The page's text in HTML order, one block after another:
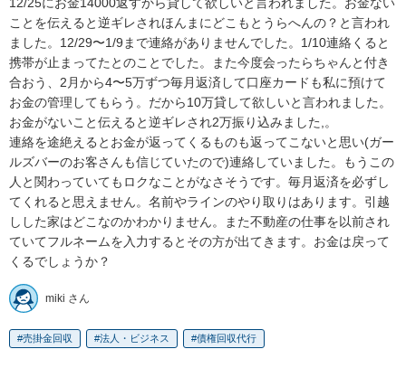
12/25にお金14000返すから貸して欲しいと言われました。お金ない
ことを伝えると逆ギレされほんまにどこもとうらへんの？と言われ
ました。12/29〜1/9まで連絡がありませんでした。1/10連絡くると
携帯が止まってたとのことでした。また今度会ったらちゃんと付き
合おう、2月から4〜5万ずつ毎月返済して口座カードも私に預けて
お金の管理してもらう。だから10万貸して欲しいと言われました。
お金がないこと伝えると逆ギレされ2万振り込みました,。
連絡を途絶えるとお金が返ってくるものも返ってこないと思い(ガー
ルズバーのお客さんも信じていたので)連絡していました。もうこの
人と関わっていてもロクなことがなさそうです。毎月返済を必ずし
てくれると思えません。名前やラインのやり取りはあります。引越
しした家はどこなのかわかりません。また不動産の仕事を以前され
ていてフルネームを入力するとその方が出てきます。お金は戻って
miki さん
売掛金回収 法人・ビジネス 債権回収代行